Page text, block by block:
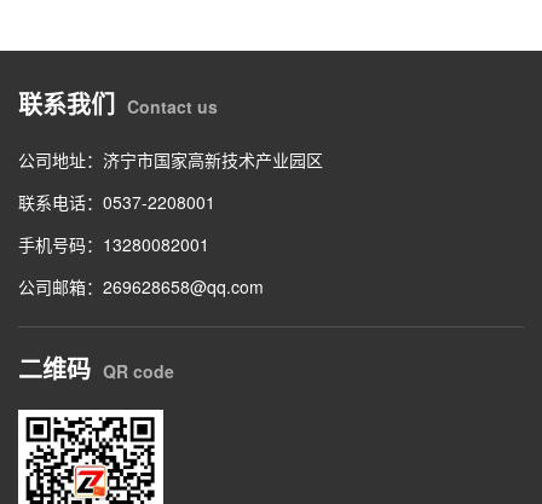
联系我们 Contact us
公司地址：济宁市国家高新技术产业园区
联系电话：0537-2208001
手机号码：13280082001
公司邮箱：269628658@qq.com
二维码 QR code